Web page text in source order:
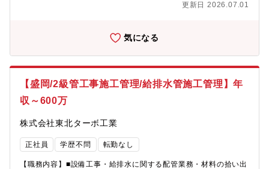
社の作業は最新の機械を導入し、安全にも配慮して実施していま
はほとんど仙台近辺で、地域に根差して働くことができま
す。 ・年次や職種に応じて研修制度を実施。業務上で必要な免
許・資格等のスキルアップについて、規定に応じて一部,全額補助
も含めて会社で負担します！
更新日 2026.07.01
気になる
【盛岡/2級管工事施工管理/給排水管施工管理】年
収～600万
株式会社東北ターボ工業
正社員 学歴不問 転勤なし
【職務内容】■設備工事・給排水に関する配管業務・材料の拾い出